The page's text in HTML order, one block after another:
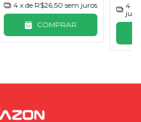
4 x de R$26,50 sem juros
COMPRAR
4